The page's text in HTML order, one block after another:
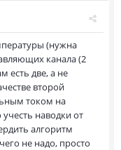
(нужна
канала (2
есть две, а не
второй
током на
наводки от
алгоритм
не надо, просто